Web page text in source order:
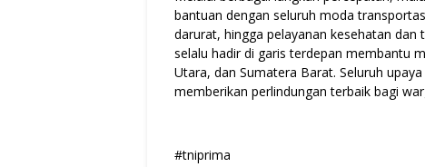
bantuan dengan seluruh moda
darurat, hingga pelayanan kesehatan
selalu hadir di garis terdepan membantu
Utara, dan Sumatera Barat. Seluruh
memberikan perlindungan terbaik bagi
#tniprima